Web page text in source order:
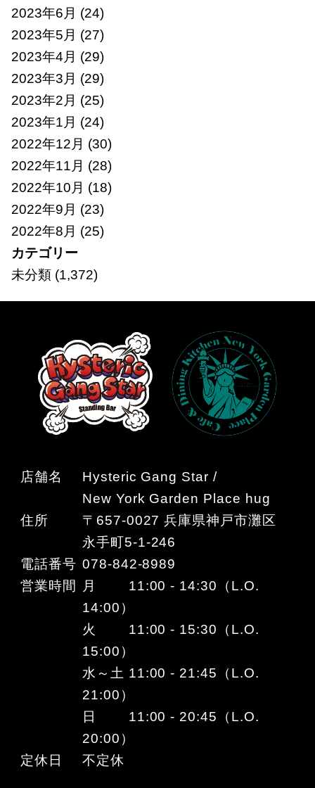
2023年6月 (24)
2023年5月 (27)
2023年4月 (29)
2023年3月 (29)
2023年2月 (25)
2023年1月 (24)
2022年12月 (30)
2022年11月 (28)
2022年10月 (18)
2022年9月 (23)
2022年8月 (25)
カテゴリー
未分類(1,372)
店舗名
Hysteric Gang Star /
New York Garden Place hug
住所
〒657-0027 兵庫県神戸市灘区
永手町5-1-246
電話番号 078-842-8989
営業時間
月 11:00 - 14:30（L.O.
14:00）
火 11:00 - 15:30（L.O.
15:00）
水～土 11:00 - 21:45（L.O.
21:00）
日 11:00 - 20:45（L.O.
20:00）
定休日
不定休